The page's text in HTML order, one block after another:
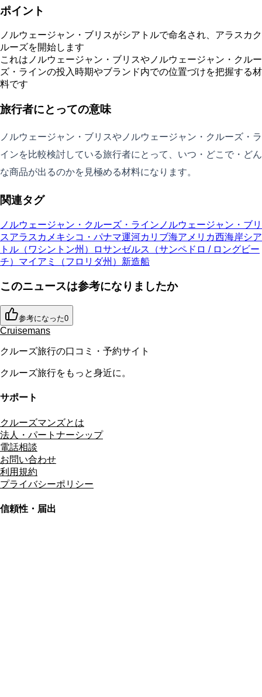
ポイント
ノルウェージャン・ブリスがシアトルで命名され、アラスカク
ルーズを開始します
これはノルウェージャン・ブリスやノルウェージャン・クルー
ズ・ラインの投入時期やブランド内での位置づけを把握する材
料です
旅行者にとっての意味
ノルウェージャン・ブリスやノルウェージャン・クルーズ・ラ
インを比較検討している旅行者にとって、いつ・どこで・どん
な商品が出るのかを見極める材料になります。
関連タグ
ノルウェージャン・クルーズ・ライン ノルウェージャン・ブリ
スアラスカ メキシコ・パナマ運河カリブ海アメリカ西海岸シア
トル（ワシントン州）
ロサンゼルス（サンペドロ / ロングビー
チ） マイアミ（フロリダ州） 新造船
このニュースは参考になりましたか
参考になった0
Cruisemans
クルーズ旅行の口コミ・予約サイト
クルーズ旅行をもっと身近に。
サポート
クルーズマンズとは
法人・パートナーシップ
電話相談
お問い合わせ
利用規約
プライバシーポリシー
信頼性・届出